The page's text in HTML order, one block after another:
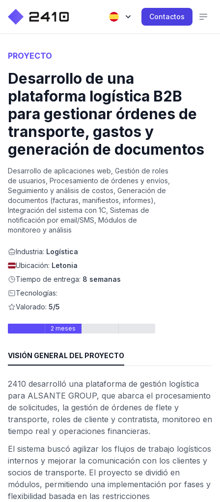
Contactos
PROYECTO
Desarrollo de una
plataforma logística B2B
para gestionar órdenes de
transporte, gastos y
generación de documentos
Desarrollo de aplicaciones web, Gestión de roles
de usuarios, Procesamiento de órdenes y envíos,
Seguimiento y análisis de costos, Generación de
documentos (facturas, manifiestos, informes),
Integración del sistema con 1C, Sistemas de
notificación por email/SMS, Módulos de
monitoreo y análisis
Industria: Logística
Ubicación: Letonia
Tiempo de entrega: 8 semanas
Tecnologías:
Valorado: 5/5
2 meses
VISIÓN GENERAL DEL PROYECTO
2410 desarrolló una plataforma de gestión logística
para ALSANTE GROUP, que abarca el procesamiento
de solicitudes, la gestión de órdenes de flete y
transporte, roles de cliente y contratista, monitoreo en
tiempo real y operaciones financieras.
El sistema buscó agilizar los flujos de trabajo logísticos
internos y mejorar la comunicación con los clientes y
socios de transporte. El proyecto se dividió en
módulos, permitiendo una implementación por fases y
flexibilidad basada en las restricciones